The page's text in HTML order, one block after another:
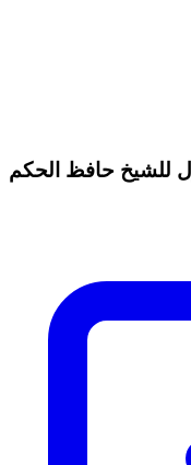
للشيخ حافظ الحكم